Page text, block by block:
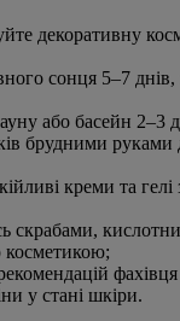
декоративну
сонця 5–7 днів,
або басейн 2–3
брудними руками
креми та гелі
скрабами,
косметикою;
у стані шкіри.